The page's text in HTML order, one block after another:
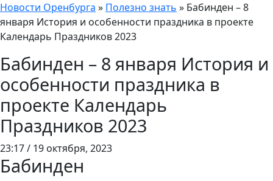
Новости Оренбурга » Полезно знать » Бабинден – 8
января История и особенности праздника в проекте
Календарь Праздников 2023
Бабинден – 8 января История и
особенности праздника в
проекте Календарь
Праздников 2023
23:17 / 19 октября, 2023
Бабинден